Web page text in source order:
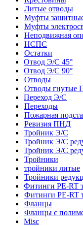
Литые отводы
Муфты
Муфты
Неподвижная
НСПС
Остатки
Отвод Э/С 45°
Отвод Э/С 90°
Отводы
Отводы гнутые
Переход Э/С
Переходы
Пожарная
Ревизия ПНД
Тройник Э/С
Тройник Э/С
Тройник Э/С
Тройники
тройники литые
Тройники
Фитинги PE-RT
Фитинги PE-RT
Фланцы
Фланцы с
Misc